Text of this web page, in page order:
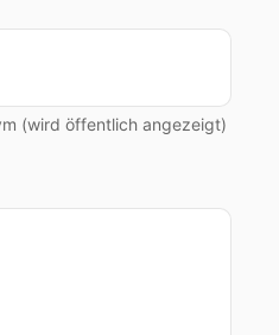
(wird öffentlich angezeigt)